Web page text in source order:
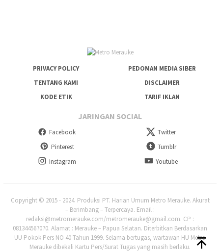
PRIVACY POLICY
PEDOMAN MEDIA SIBER
TENTANG KAMI
DISCLAIMER
KODE ETIK
TARIF IKLAN
JARINGAN SOCIAL
Facebook
Twitter
Pinterest
Tumblr
Instagram
Youtube
Copyright © 2015 - 2024. Produksi PT. Harian Umum Metro Merauke. Akurat
– Berimbang – Terpercaya. Email :
redaksi@metromerauke.com/metromerauke@gmail.com. CP :
081344567070. Alamat : Merauke – Papua Selatan. Diterbitkan Berdasarkan
UU Pokok Pers NO 40 Tahun 1999. Selama bertugas, wartawan HU Metro
Merauke dibekali Kartu Pers/Surat Tugas yang masih berlaku.